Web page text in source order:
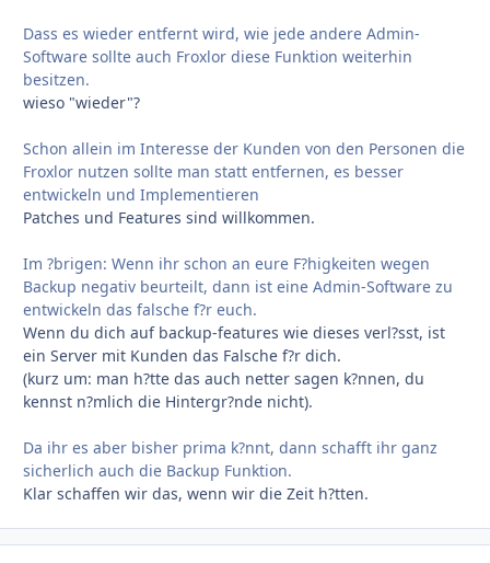
Dass es wieder entfernt wird, wie jede andere Admin-
Software sollte auch Froxlor diese Funktion weiterhin
besitzen.
wieso "wieder"?
Schon allein im Interesse der Kunden von den Personen die
Froxlor nutzen sollte man statt entfernen, es besser
entwickeln und Implementieren
Patches und Features sind willkommen.
Im ?brigen: Wenn ihr schon an eure F?higkeiten wegen
Backup negativ beurteilt, dann ist eine Admin-Software zu
entwickeln das falsche f?r euch.
Wenn du dich auf backup-features wie dieses verl?sst, ist
ein Server mit Kunden das Falsche f?r dich.
(kurz um: man h?tte das auch netter sagen k?nnen, du
kennst n?mlich die Hintergr?nde nicht).
Da ihr es aber bisher prima k?nnt, dann schafft ihr ganz
sicherlich auch die Backup Funktion.
Klar schaffen wir das, wenn wir die Zeit h?tten.